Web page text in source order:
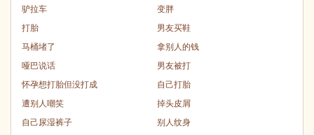
驴拉车
变胖
打胎
男友买鞋
马桶堵了
拿别人的钱
哑巴说话
男友被打
怀孕想打胎但没打成
自己打胎
遭别人嘲笑
掉头皮屑
自己尿湿裤子
别人纹身